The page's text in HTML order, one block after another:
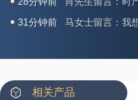
35分钟前 龚先生留言：处理河石
3分钟前 王先生留言：水泥厂
相关产品